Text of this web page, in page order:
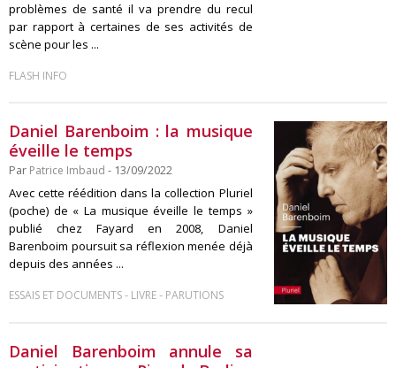
problèmes de santé il va prendre du recul
par rapport à certaines de ses activités de
scène pour les ...
FLASH INFO
Daniel Barenboim : la musique
éveille le temps
Par Patrice Imbaud - 13/09/2022
Avec cette réédition dans la collection Pluriel
(poche) de « La musique éveille le temps »
publié chez Fayard en 2008, Daniel
Barenboim poursuit sa réflexion menée déjà
depuis des années ...
ESSAIS ET DOCUMENTS- LIVRE- PARUTIONS
Daniel Barenboim annule sa